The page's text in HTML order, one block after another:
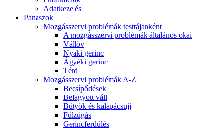
Adatkezelés
Panaszok
Mozgásszervi problémák testtájanként
A mozgásszervi problémák általános okai
Vállöv
Nyaki gerinc
Ágyéki gerinc
Térd
Mozgásszervi problémák A-Z
Becsípődések
Befagyott váll
Bütyök és kalapácsujj
Fülzúgás
Gerincferdülés